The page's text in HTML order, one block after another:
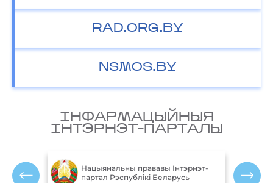
RAD.ORG.BY
NSMOS.BY
IНФАРМАЦЫЙНЫЯ
IНТЭРНЭТ-ПАРТАЛЫ
Нацыянальны прававы Інтэрнэт-
партал Рэспублікі Беларусь